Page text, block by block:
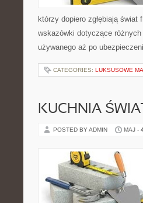
którzy dopiero zgłębiają
wskazówki dotyczące
używanego aż po
CATEGORIES: LUKSUSOWE
KUCHNIA
POSTED BY ADMIN MAJ -